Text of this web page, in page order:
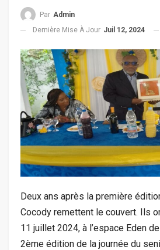
Par Admin
Dernière Mise À Jour Juil 12, 2024
Deux ans après la première
Cocody remettent le couvert. Ils
11 juillet 2024, à l’espace Eden
2ème édition de la journée du